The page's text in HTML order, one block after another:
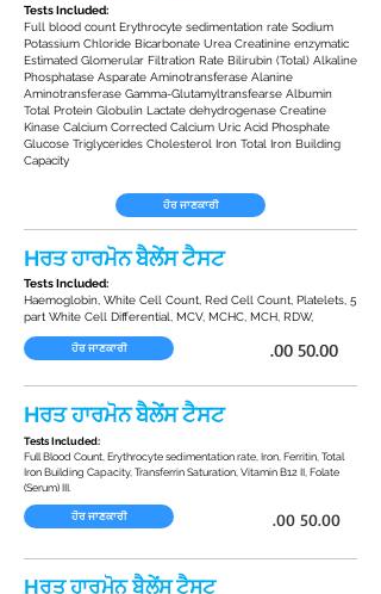
Tests Included:
Full blood count Erythrocyte sedimentation rate Sodium
Potassium Chloride Bicarbonate Urea Creatinine enzymatic
Estimated Glomerular Filtration Rate Bilirubin (Total) Alkaline
Phosphatase Asparate Aminotransferase Alanine
Aminotransferase Gamma-Glutamyltransfearse Albumin
Total Protein Globulin Lactate dehydrogenase Creatine
Kinase Calcium Corrected Calcium Uric Acid Phosphate
Glucose Triglycerides Cholesterol Iron Total Iron Building
Capacity
ਹੋਰ ਜਾਣਕਾਰੀ
Hਰਤ ਹਾਰਮੋਨ ਬੈਲੇਂਸ ਟੈਸਟ
Tests Included:
Haemoglobin, White Cell Count, Red Cell Count, Platelets, 5
part White Cell Differential, MCV, MCHC, MCH, RDW,
ਹੋਰ ਜਾਣਕਾਰੀ .00 50.00
Hਰਤ ਹਾਰਮੋਨ ਬੈਲੇਂਸ ਟੈਸਟ
Tests Included:
Full Blood Count, Erythrocyte sedimentation rate, Iron, Ferritin, Total
Iron Building Capacity, Transferrin Saturation, Vitamin B12 II, Folate
(Serum) III.
ਹੋਰ ਜਾਣਕਾਰੀ .00 50.00
Hਰਤ ਹਾਰਮੋਨ ਬੈਲੇਂਸ ਟੈਸਟ